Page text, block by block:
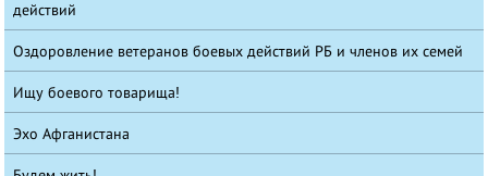
действий
Оздоровление ветеранов боевых действий РБ и членов их семей
Ищу боевого товарища!
Эхо Афганистана